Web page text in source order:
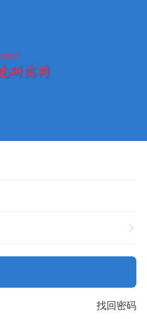
找回密码